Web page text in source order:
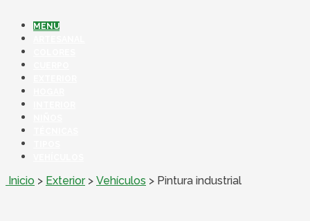
MENU
Inicio > Exterior> Vehículos > Pintura industrial